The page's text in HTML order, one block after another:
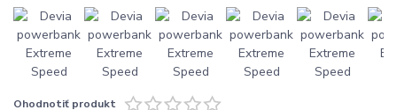
Ohodnotiť produkt